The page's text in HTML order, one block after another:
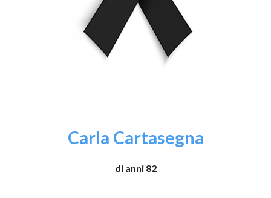
Carla Cartasegna
di anni 82